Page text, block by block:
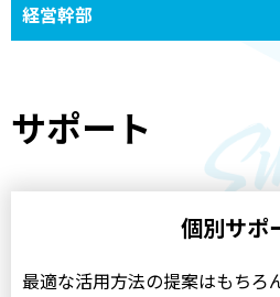
経営幹部
サポート
個別サポ
最適な活用方法の提案はもちろ